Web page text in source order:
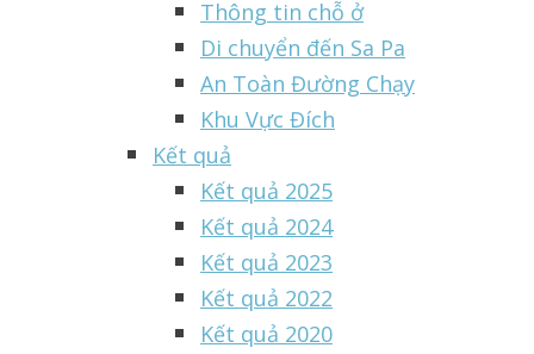
Thông tin chỗ ở
Di chuyển đến Sa Pa
An Toàn Đường Chạy
Khu Vực Đích
Kết quả
Kết quả 2025
Kết quả 2024
Kết quả 2023
Kết quả 2022
Kết quả 2020